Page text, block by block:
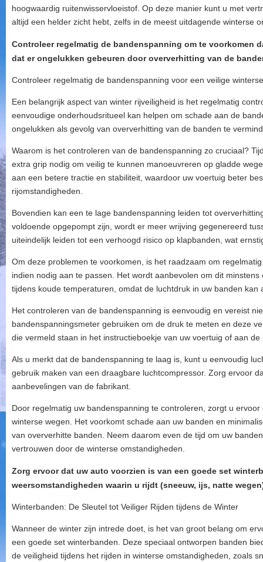
hoogwaardig ruitenwisservloeistof. Op deze manier kunt u met
altijd een helder zicht hebt, zelfs in de meest uitdagende winterse
Controleer regelmatig de bandenspanning om te voorkomen
dat er ongelukken gebeuren door oververhitting van de
Controleer regelmatig de bandenspanning voor een veilige
Een belangrijk aspect van winter rijveiligheid is het regelmatig
eenvoudige onderhoudsritueel kan helpen om schade aan de
ongelukken als gevolg van oververhitting van de banden te
Waarom is het controleren van de bandenspanning zo cruciaal?
extra grip nodig om veilig te kunnen manoeuvreren op gladde
aan een betere tractie en stabiliteit, waardoor uw voertuig beter
rijomstandigheden.
Bovendien kan een te lage bandenspanning leiden tot
voldoende opgepompt zijn, wordt er meer wrijving gegenereerd
uiteindelijk leiden tot een verhoogd risico op klapbanden, wat
Om deze problemen te voorkomen, is het raadzaam om
indien nodig aan te passen. Het wordt aanbevolen om dit
tijdens koude temperaturen, omdat de luchtdruk in uw banden
Het controleren van de bandenspanning is eenvoudig en vereist
bandenspanningsmeter gebruiken om de druk te meten en deze
die vermeld staan in het instructieboekje van uw voertuig of aan
Als u merkt dat de bandenspanning te laag is, kunt u eenvoudig
gebruik maken van een draagbare luchtcompressor. Zorg ervoor
aanbevelingen van de fabrikant.
Door regelmatig uw bandenspanning te controleren, zorgt u
winterse wegen. Het voorkomt schade aan uw banden en
van oververhitte banden. Neem daarom even de tijd om uw
vertrouwen door de winterse omstandigheden.
Zorg ervoor dat uw auto voorzien is van een goede set
weersomstandigheden waarin u rijdt (sneeuw, ijs, natte
Winterbanden: De Sleutel tot Veiliger Rijden tijdens de Winter
Wanneer de winter zijn intrede doet, is het van groot belang om
een goede set winterbanden. Deze speciaal ontworpen banden
de veiligheid tijdens het rijden in winterse omstandigheden, zoals